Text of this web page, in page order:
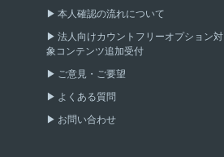
本人確認の流れについて
法人向けカウントフリーオプション対
象コンテンツ追加受付
ご意見・ご要望
よくある質問
お問い合わせ